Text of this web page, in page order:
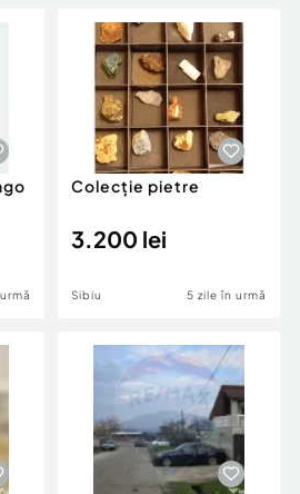
profesionale
Colecție pietre
3.200 lei
Sibiu 5 zile în urmă